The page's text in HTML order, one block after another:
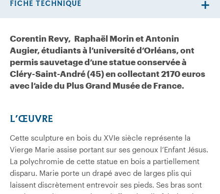
Corentin Revy, Raphaël Morin et Antonin
Augier, étudiants à l’université d’Orléans, ont
permis sauvetage d’une statue conservée à
Cléry-Saint-André (45)en collectant 2170 euros
avec l’aide du Plus Grand Musée de France.
L’ŒUVRE
Cette sculpture en bois du XVIe siècle représente la
Vierge Marie assise portant sur ses genoux l’Enfant Jésus.
La polychromie de cette statue en bois a partiellement
disparu. Marie porte un drapé avec de larges plis qui
laissent discrètement entrevoir ses pieds. Ses bras sont
FICHE TECHNIQUE